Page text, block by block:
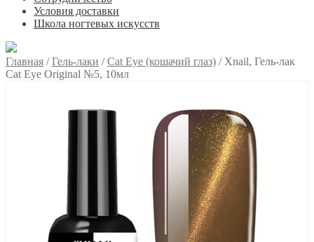
Условия доставки
Школа ногтевых искусств
Главная /Гель-лаки /Cat Eye (кошачий глаз) / Xnail, Гель-лак
Cat Eye Original №5, 10мл